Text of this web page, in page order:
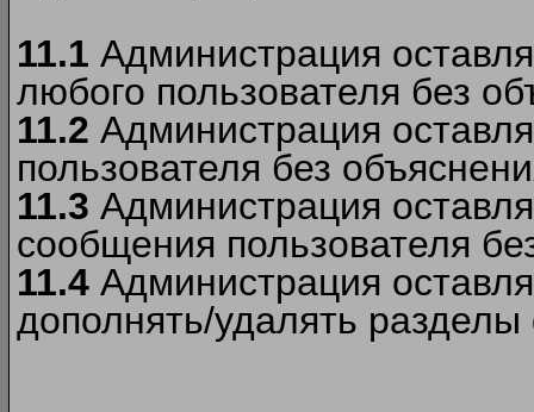
11.1 Администрация
любого пользователя без
11.2 Администрация
пользователя без
11.3 Администрация
сообщения пользователя
11.4 Администрация
дополнять/удалять